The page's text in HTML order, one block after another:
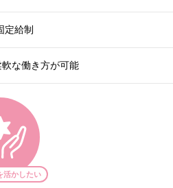
定給制
な働き方が可能
活かしたい